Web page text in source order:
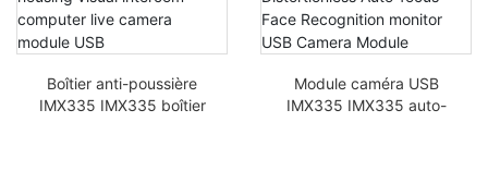
Boîtier anti-poussière
IMX335 IMX335 boîtier
Module caméra USB
IMX335 IMX335 auto-